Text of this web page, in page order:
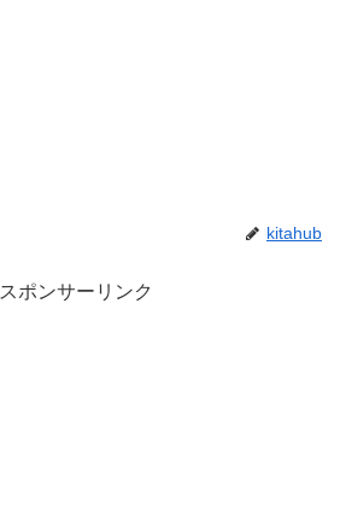
kitahub
スポンサーリンク